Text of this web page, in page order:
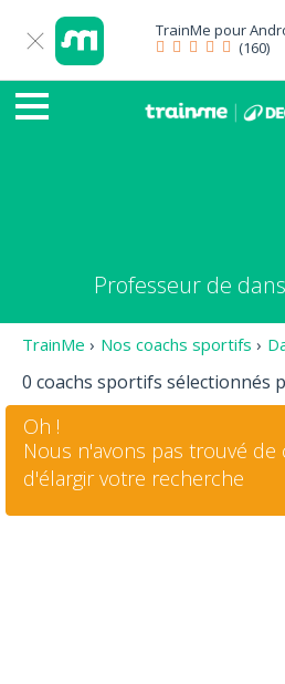
TrainMe pour
(160)
Professeur de
TrainMe › Nos coachs sportifs ›
0 coachs sportifs sélectionnés
Oh !
Nous n'avons pas trouvé de
d'élargir votre recherche